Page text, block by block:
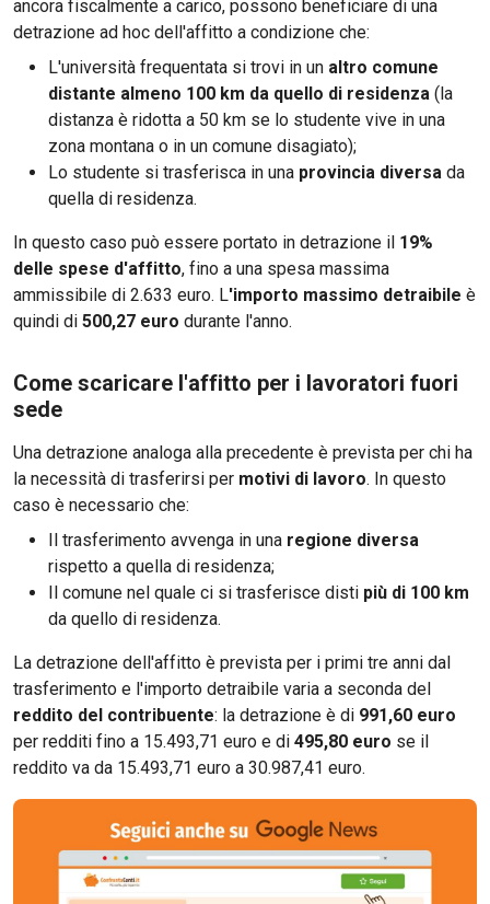
ancora fiscalmente a carico, possono beneficiare di una
detrazione ad hoc dell'affitto a condizione che:
L'università frequentata si trovi in un altro comune
distante almeno 100 km da quello di residenza (la
distanza è ridotta a 50 km se lo studente vive in una
zona montana o in un comune disagiato);
Lo studente si trasferisca in una provincia diversa da
quella di residenza.
In questo caso può essere portato in detrazione il 19%
delle spese d'affitto, fino a una spesa massima
ammissibile di 2.633 euro. L'importo massimo detraibile è
quindi di 500,27 euro durante l'anno.
Come scaricare l'affitto per i lavoratori fuori
sede
Una detrazione analoga alla precedente è prevista per chi ha
la necessità di trasferirsi per motivi di lavoro. In questo
caso è necessario che:
Il trasferimento avvenga in una regione diversa
rispetto a quella di residenza;
Il comune nel quale ci si trasferisce disti più di 100 km
da quello di residenza.
La detrazione dell'affitto è prevista per i primi tre anni dal
trasferimento e l'importo detraibile varia a seconda del
reddito del contribuente: la detrazione è di 991,60 euro
per redditi fino a 15.493,71 euro e di 495,80 euro se il
reddito va da 15.493,71 euro a 30.987,41 euro.